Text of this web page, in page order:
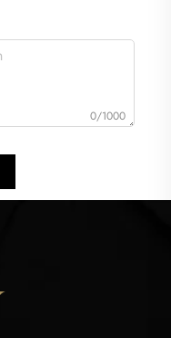
0/1000